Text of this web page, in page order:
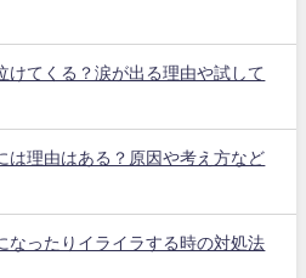
けてくる？涙が出る理由や試して
は理由はある？原因や考え方など
なったりイライラする時の対処法